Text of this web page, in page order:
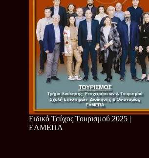
Ειδικό Τεύχος Τουρισμού 2025 |
ΕΛΜΕΠΑ